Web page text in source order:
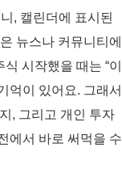
, 캘린더에 표시된
뉴스나 커뮤니티에
시작했을 때는 “이
억이 있어요. 그래서
, 그리고 개인 투자
에서 바로 써먹을 수